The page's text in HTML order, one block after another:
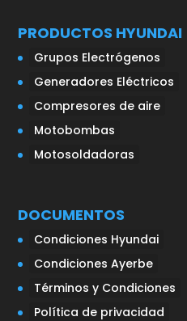
PRODUCTOS HYUNDAI
Grupos Electrógenos
Generadores Eléctricos
Compresores de aire
Motobombas
Motosoldadoras
DOCUMENTOS
Condiciones Hyundai
Condiciones Ayerbe
Términos y Condiciones
Política de privacidad